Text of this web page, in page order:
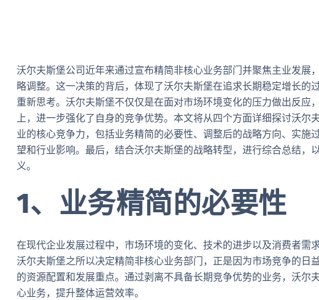
沃尔夫斯堡公司近年来通过宣布精简非核心业务部门并聚焦主业发展
略调整。这一决策的背后，体现了沃尔夫斯堡在追求长期稳定增长的
重新思考。沃尔夫斯堡不仅仅是在面对市场环境变化的压力做出反应
上，进一步强化了自身的竞争优势。本文将从四个方面详细探讨沃尔
业的核心竞争力，包括业务精简的必要性、调整后的战略方向、实施
望和行业影响。最后，结合沃尔夫斯堡的战略转型，进行综合总结，
义。
1、业务精简的必要性
在现代企业发展过程中，市场环境的变化、技术的进步以及消费者需
沃尔夫斯堡之所以决定精简非核心业务部门，正是因为市场竞争的日
的资源配置和发展重点。通过剥离不具备长期竞争优势的业务，沃尔
心业务，提升整体运营效率。